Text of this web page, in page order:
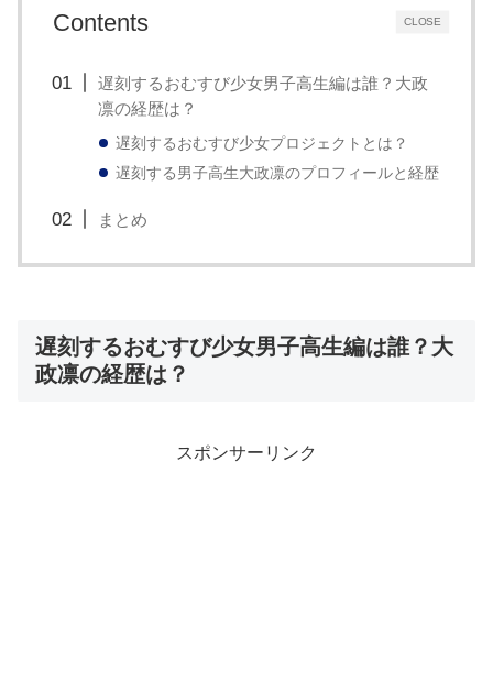
CLOSE
Contents
遅刻するおむすび少女男子高生編は誰？大政
凛の経歴は？
遅刻するおむすび少女プロジェクトとは？
遅刻する男子高生大政凛のプロフィールと経歴
まとめ
遅刻するおむすび少女男子高生編は誰？大
政凛の経歴は？
スポンサーリンク